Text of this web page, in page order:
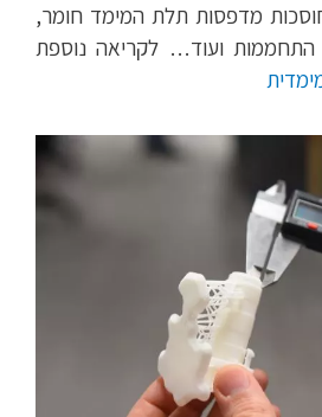
מדפסות תלת המימד חומר,
התחממות ועוד… לקריאה נוספת